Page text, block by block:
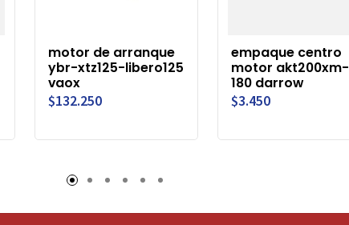
motor de arranque
ybr-xtz125-libero125
vaox
$132.250
empaque centro
motor akt200xm-
180 darrow
$3.450